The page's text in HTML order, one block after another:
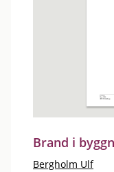
Brand i
Bergholm Ulf